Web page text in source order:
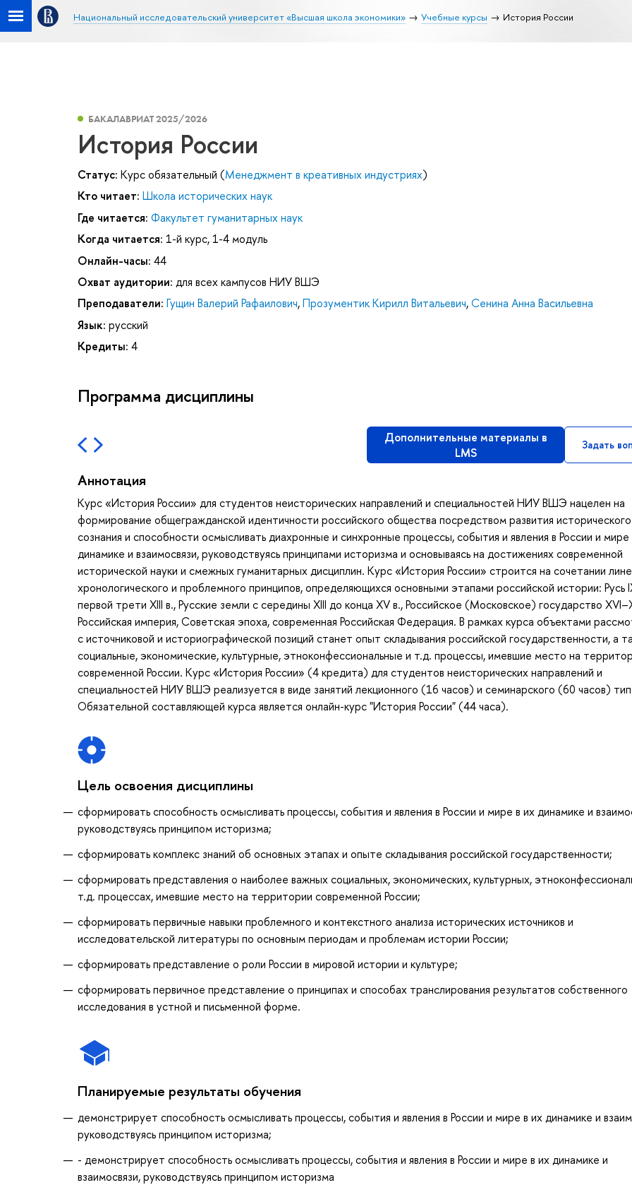
Национальный исследовательский университет «Высшая школа экономики» Учебные курсы История России
БАКАЛАВРИАТ 2025/2026
История России
Статус: Курс обязательный (Менеджмент в креативных индустриях)
Кто читает: Школа исторических наук
Где читается: Факультет гуманитарных наук
Когда читается: 1-й курс, 1-4 модуль
Онлайн-часы: 44
Охват аудитории: для всех кампусов НИУ ВШЭ
Преподаватели: Гущин Валерий Рафаилович,Прозументик Кирилл Витальевич,Сенина Анна Васильевна
Язык: русский
Кредиты: 4
Программа дисциплины
Дополнительные материалы в
LMS
Задать
Аннотация
Курс «История России» для студентов неисторических направлений и специальностей НИУ ВШЭ нацелен на
формирование общегражданской идентичности российского общества посредством развития исторического
сознания и способности осмысливать диахронные и синхронные процессы, события и явления в России и мире
динамике и взаимосвязи, руководствуясь принципами историзма и основываясь на достижениях современной
исторической науки и смежных гуманитарных дисциплин. Курс «История России» строится на сочетании
хронологического и проблемного принципов, определяющихся основными этапами российской истории: Русь
первой трети XIII в., Русские земли с середины XIII до конца XV в., Российское (Московское) государство
Российская империя, Советская эпоха, современная Российская Федерация. В рамках курса объектами
с источниковой и историографической позиций станет опыт складывания российской государственности, а
социальные, экономические, культурные, этноконфессиональные и т.д. процессы, имевшие место на
современной России. Курс «История России» (4 кредита) для студентов неисторических направлений и
специальностей НИУ ВШЭ реализуется в виде занятий лекционного (16 часов) и семинарского (60 часов)
Обязательной составляющей курса является онлайн-курс "История России" (44 часа).
Цель освоения дисциплины
сформировать способность осмысливать процессы, события и явления в России и мире в их динамике и
руководствуясь принципом историзма;
сформировать комплекс знаний об основных этапах и опыте складывания российской государственности;
сформировать представления о наиболее важных социальных, экономических, культурных,
т.д. процессах, имевшие место на территории современной России;
сформировать первичные навыки проблемного и контекстного анализа исторических источников и
исследовательской литературы по основным периодам и проблемам истории России;
сформировать представление о роли России в мировой истории и культуре;
сформировать первичное представление о принципах и способах транслирования результатов собственного
исследования в устной и письменной форме.
Планируемые результаты обучения
демонстрирует способность осмысливать процессы, события и явления в России и мире в их динамике и
руководствуясь принципом историзма;
- демонстрирует способность осмысливать процессы, события и явления в России и мире в их динамике и
взаимосвязи, руководствуясь принципом историзма